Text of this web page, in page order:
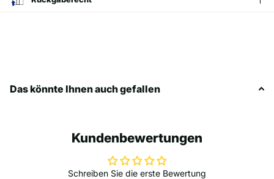
Das könnte Ihnen auch gefallen
Kundenbewertungen
Schreiben Sie die erste Bewertung